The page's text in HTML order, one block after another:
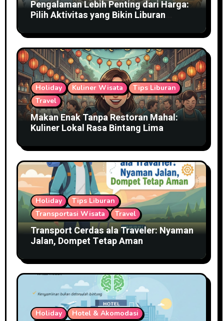
Pengalaman Lebih Penting dari Harga:
Pilih Aktivitas yang Bikin Liburan
Holiday Kuliner Wisata
Tips Liburan
Travel
Makan Enak Tanpa Restoran Mahal:
Kuliner Lokal Rasa Bintang Lima
Holiday
Tips Liburan
Transportasi Wisata
Travel
Transport Cerdas ala Traveler: Nyaman
Jalan, Dompet Tetap Aman
Holiday Hotel & Akomodasi